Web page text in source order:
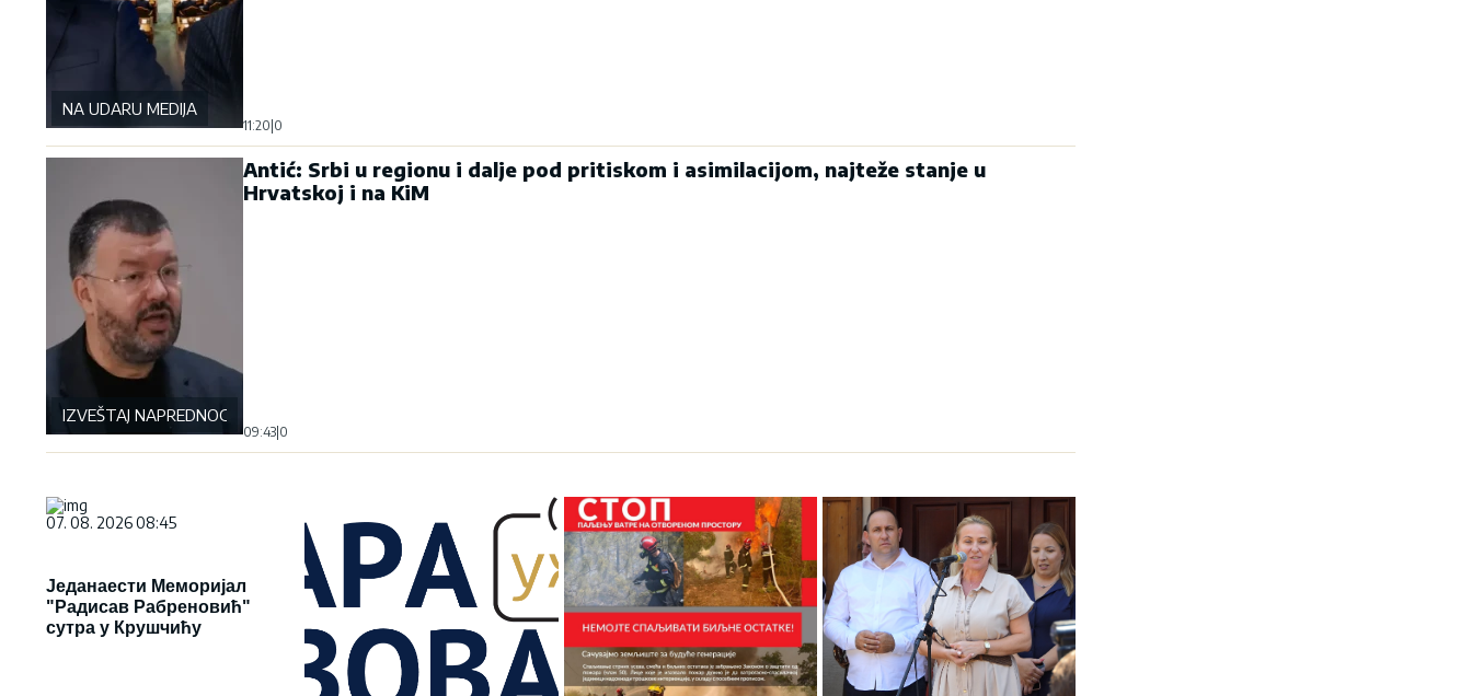
NA UDARU MEDIJA
11:20 0
IZVEŠTAJ NAPREDNOG KLUBA
Antić: Srbi u regionu i dalje pod pritiskom i asimilacijom, najteže stanje u
Hrvatskoj i na KiM
09:43 0
07. 08. 2026 08:45
Једанаести Меморијал
"Радисав Рабреновић"
сутра у Крушчићу